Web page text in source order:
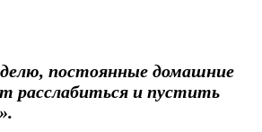
постоянные домашние
расслабиться и пустить